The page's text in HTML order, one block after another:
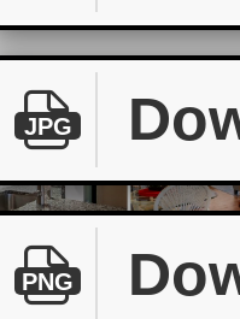
JPG
PNG